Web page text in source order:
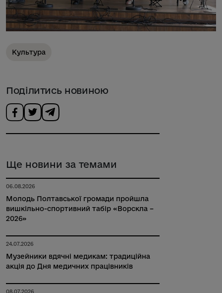
Культура
Поділитись новиною
Ще новини за темами
06.08.2026
Молодь Полтавської громади пройшла
вишкільно-спортивний табір «Ворскла –
2026»
24.07.2026
Музейники вдячні медикам: традиційна
акція до Дня медичних працівників
08.07.2026